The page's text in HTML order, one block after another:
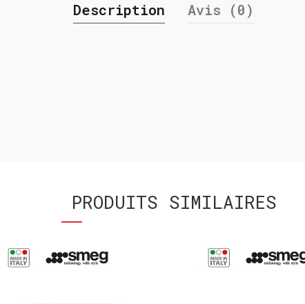
Description Avis (0)
PRODUITS SIMILAIRES